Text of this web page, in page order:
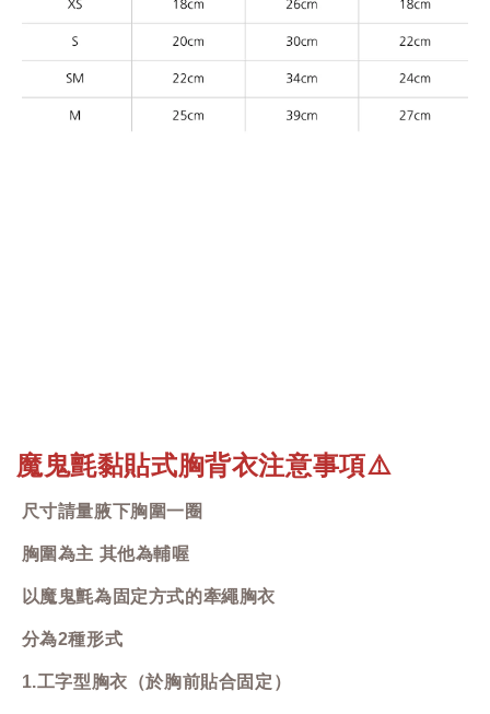
魔鬼氈黏貼式胸背衣注意事項⚠️
尺寸請量腋下胸圍一圈
胸圍為主 其他為輔喔
以魔鬼氈為固定方式的牽繩胸衣
分為2種形式
1.工字型胸衣（於胸前貼合固定）